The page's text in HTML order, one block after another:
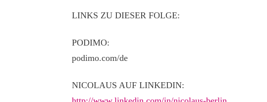
LINKS ZU DIESER FOLGE:
PODIMO:
podimo.com/de
NICOLAUS AUF LINKEDIN: